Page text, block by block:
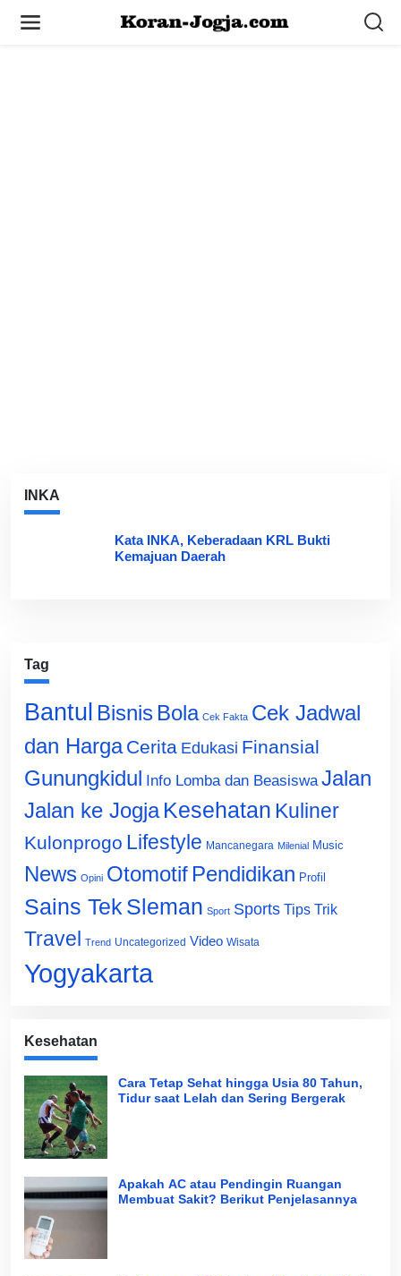
INKA
Kata INKA, Keberadaan KRL Bukti
Kemajuan Daerah
Tag
Bantul Bisnis Bola Cek Fakta Cek Jadwal
dan Harga Cerita Edukasi Finansial
Gunungkidul Info Lomba dan Beasiswa Jalan
Jalan ke Jogja Kesehatan Kuliner
Kulonprogo Lifestyle Mancanegara Milenial Music
News Opini Otomotif Pendidikan Profil
Sains Tek Sleman Sport Sports Tips Trik
Travel Trend Uncategorized Video Wisata
Yogyakarta
Kesehatan
Cara Tetap Sehat hingga Usia 80 Tahun,
Tidur saat Lelah dan Sering Bergerak
Apakah AC atau Pendingin Ruangan
Membuat Sakit? Berikut Penjelasannya